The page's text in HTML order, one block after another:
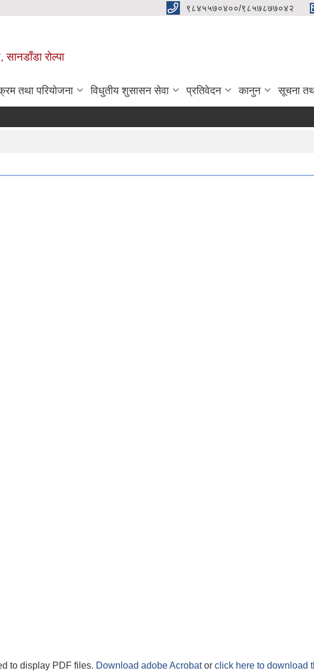
९८४५५७०४००/९८५७८७७०४२
सानडाँडा रोल्पा
तथा परियोजना विधुतीय शुसासन सेवा प्रतिवेदन कानुन सूचना
to display PDF files. Download adobe Acrobator click here to download